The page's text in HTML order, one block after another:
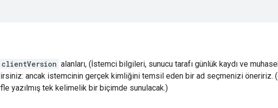
clientVersion alanları, (İstemci bilgileri, sunucu tarafı günlük kaydı ve
ancak istemcinin gerçek kimliğini temsil eden bir ad seçmenizi öneririz.
yazılmış tek kelimelik bir biçimde sunulacak.)